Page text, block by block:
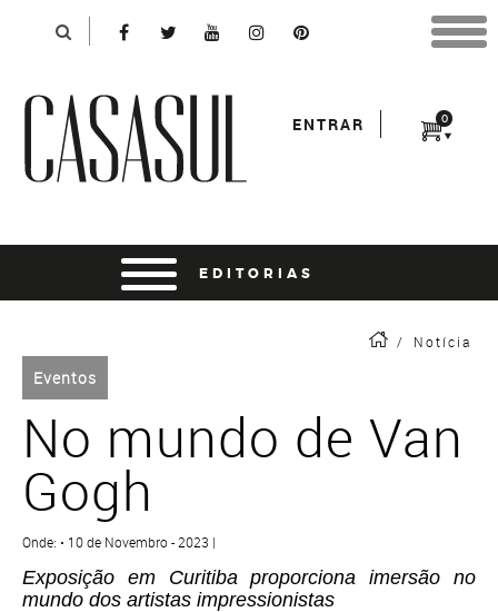
0
ENTRAR
/ Notícia
Eventos
No mundo de Van
Gogh
Onde: • 10 de Novembro - 2023 |
Exposição em Curitiba proporciona imersão no
mundo dos artistas impressionistas
*Para finalizar sua compra informe seu e-mail:
*Senha:
entrar usando o facebook